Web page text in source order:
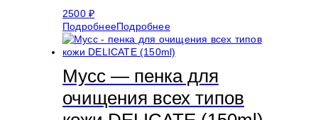
2500₽
ПодробнееПодробнее
Мусс — пенка для
очищения всех типов